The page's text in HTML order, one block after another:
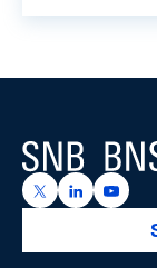
Logo
https://x.com/
https://